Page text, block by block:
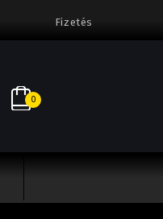
Fizetés
0